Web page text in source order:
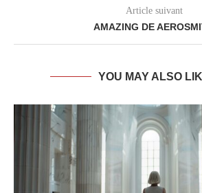
Article suivant
AMAZING DE
YOU MAY ALSO